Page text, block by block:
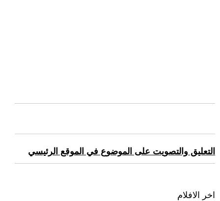
التعليق والتصويت على الموضوع في الموقع الرئيسي
اخر الافلام